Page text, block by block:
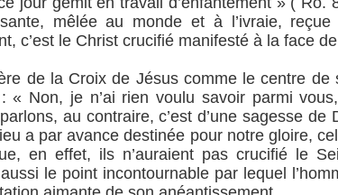
mêlée au monde et à l’ivraie,
c’est le Christ crucifié manifesté à la face de
de la Croix de Jésus comme le centre
« Non, je n’ai rien voulu savoir parmi
au contraire, c’est d’une sagesse de
a par avance destinée pour notre gloire,
en effet, ils n’auraient pas crucifié le
le point incontournable par lequel